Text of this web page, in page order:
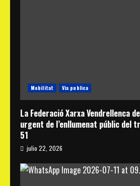
Mobilitat Via publica
La Federació Xarxa Vendrellenca
urgent de l’enllumenat públic del
51
julio 22, 2026